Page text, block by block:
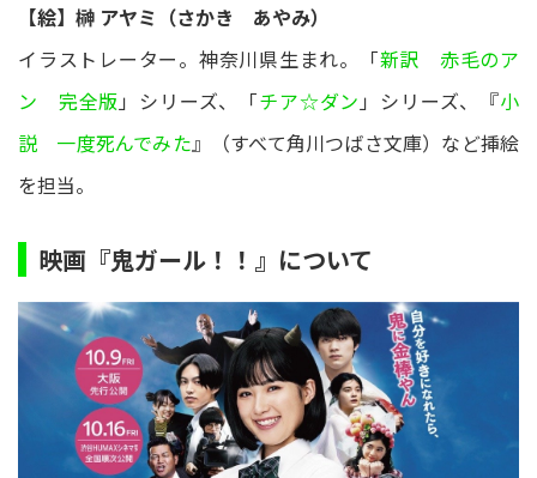
【絵】榊 アヤミ（さかき あやみ）
イラストレーター。神奈川県生まれ。「新訳 赤毛のア
ン 完全版 」シリーズ、「チア☆ダン 」シリーズ、『小
説 一度死んでみた』（すべて角川つばさ文庫）など挿絵
を担当。
映画『鬼ガール！！』について